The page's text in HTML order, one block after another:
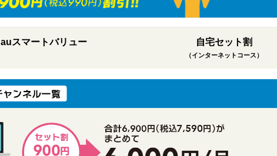
auスマートバリュー 自宅セット割
（インターネットコース）